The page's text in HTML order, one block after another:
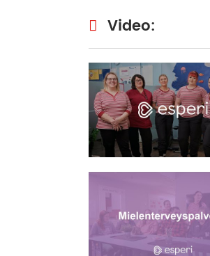
Video: